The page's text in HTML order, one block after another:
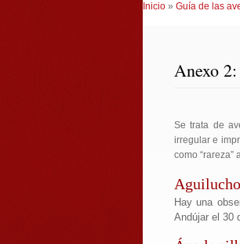
Inicio » Guía de las
Anexo
Se trata de
irregular e
como “rareza”
Hay una
Andújar el 30